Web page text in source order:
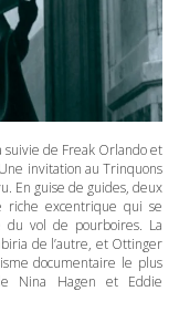
de Freak Orlando et
invitation au Trinquons
En guise de guides, deux
riche excentrique qui se
du vol de pourboires. La
de l’autre, et Ottinger
documentaire le plus
Nina Hagen et Eddie